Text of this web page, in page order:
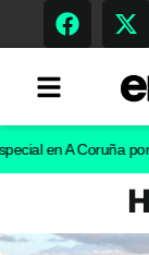
en A Coruña por el